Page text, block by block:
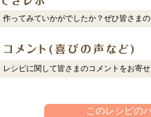
作ってみていかがでしたか？ぜひ皆さま
レシピに関して皆さまのコメントをお寄せ
このレシピの